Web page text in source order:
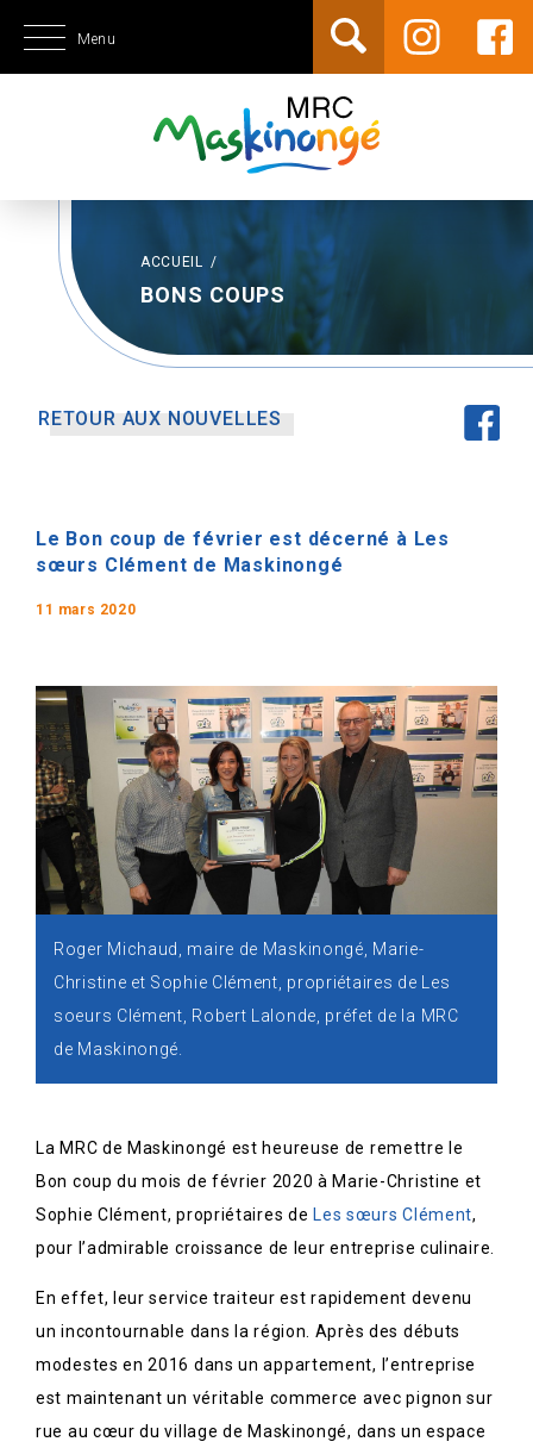
Menu
ACCUEIL /
BONS COUPS
RETOUR AUX NOUVELLES
Le Bon coup de février est décerné à Les
sœurs Clément de Maskinongé
11 mars 2020
Roger Michaud, maire de Maskinongé, Marie-
Christine et Sophie Clément, propriétaires de Les
soeurs Clément, Robert Lalonde, préfet de la MRC
de Maskinongé.
La MRC de Maskinongé est heureuse de remettre le
Bon coup du mois de février 2020 à Marie-Christine et
Sophie Clément, propriétaires de Les sœurs Clément,
pour l’admirable croissance de leur entreprise culinaire.
En effet, leur service traiteur est rapidement devenu
un incontournable dans la région. Après des débuts
modestes en 2016 dans un appartement, l’entreprise
est maintenant un véritable commerce avec pignon sur
rue au cœur du village de Maskinongé, dans un espace